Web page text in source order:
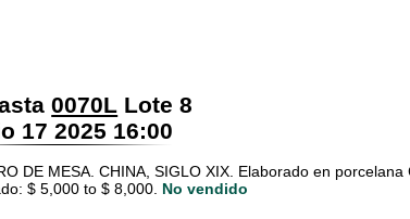
0070L Lote 8
17 2025 16:00
DE MESA. CHINA, SIGLO XIX. Elaborado en
$ 5,000 to $ 8,000. No vendido